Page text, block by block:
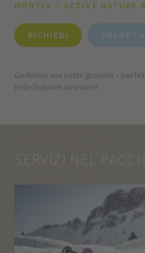
MONTIS – ACTIVE NATURE
RICHIEDI PRENOTA
Godetevi una notte gratuita –
nelle Dolomiti innevate!
SERVIZI NEL